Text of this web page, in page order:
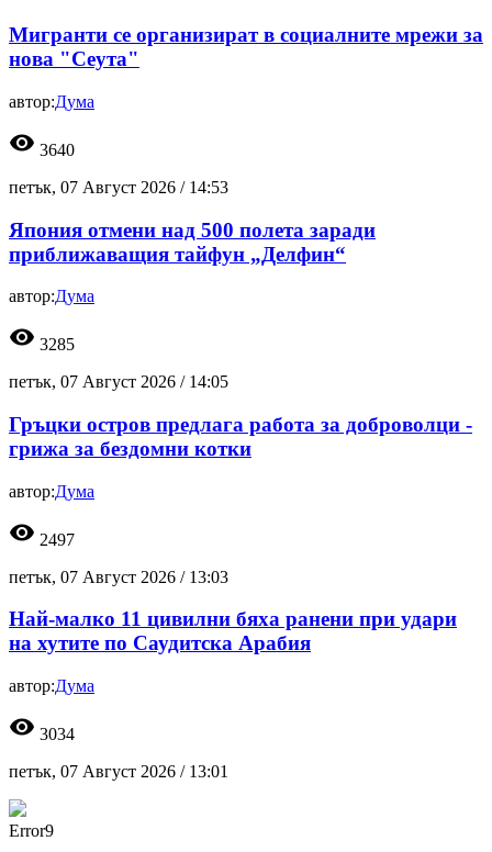
Мигранти се организират в социалните мрежи за
нова "Сеута"
автор:Дума
visibility 3640
петък, 07 Август 2026 / 14:53
Япония отмени над 500 полета заради
приближаващия тайфун „Делфин“
автор:Дума
visibility 3285
петък, 07 Август 2026 / 14:05
Гръцки остров предлага работа за доброволци -
грижа за бездомни котки
автор:Дума
visibility 2497
петък, 07 Август 2026 / 13:03
Най-малко 11 цивилни бяха ранени при удари
на хутите по Саудитска Арабия
автор:Дума
visibility 3034
петък, 07 Август 2026 / 13:01
Error9